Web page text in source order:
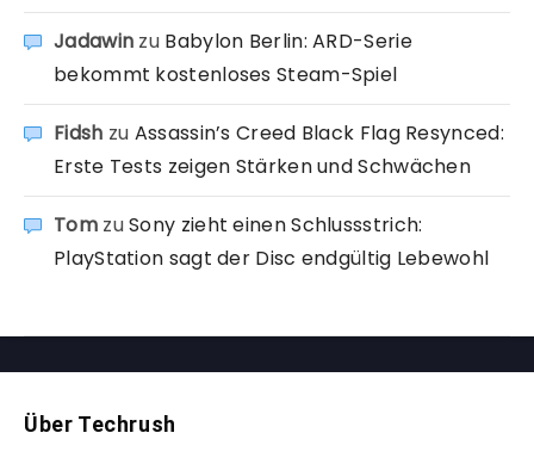
Jadawin zu Babylon Berlin: ARD-Serie
bekommt kostenloses Steam-Spiel
Fidsh zu Assassin’s Creed Black Flag Resynced:
Erste Tests zeigen Stärken und Schwächen
TomzuSony zieht einen Schlussstrich:
PlayStation sagt der Disc endgültig Lebewohl
Über Techrush